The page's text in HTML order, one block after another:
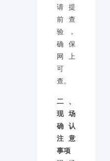
请提
前查
验，
确保
网上
可
查。
二、
现场
确认
注意
事项